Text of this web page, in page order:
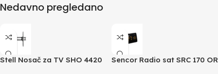
Nedavno pregledano
Stell Nosač za TV SHO 4420
Sencor Radio sat SRC 170 OR